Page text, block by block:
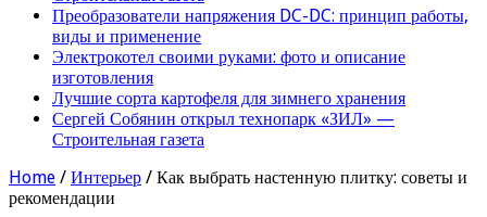
Преобразователи напряжения DC-DC: принцип работы,
виды и применение
Электрокотел своими руками: фото и описание
изготовления
Лучшие сорта картофеля для зимнего хранения
Сергей Собянин открыл технопарк «ЗИЛ» —
Строительная газета
Home / Интерьер / Как выбрать настенную плитку: советы и
рекомендации